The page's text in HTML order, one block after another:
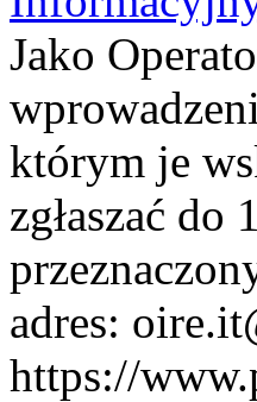
Jako
którym je
zgłaszać
adres:
https://